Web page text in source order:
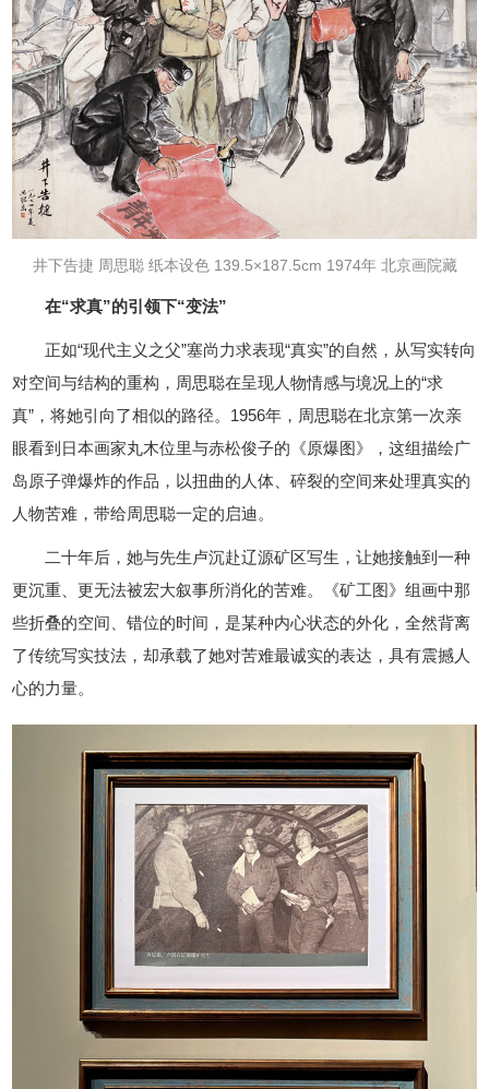
井下告捷 周思聪 纸本设色 139.5×187.5cm 1974年 北京画院藏
在“求真”的引领下“变法”
正如“现代主义之父”塞尚力求表现“真实”的自然，从写实转向
对空间与结构的重构，周思聪在呈现人物情感与境况上的“求
真”，将她引向了相似的路径。1956年，周思聪在北京第一次亲
眼看到日本画家丸木位里与赤松俊子的《原爆图》，这组描绘广
岛原子弹爆炸的作品，以扭曲的人体、碎裂的空间来处理真实的
人物苦难，带给周思聪一定的启迪。
二十年后，她与先生卢沉赴辽源矿区写生，让她接触到一种
更沉重、更无法被宏大叙事所消化的苦难。《矿工图》组画中那
些折叠的空间、错位的时间，是某种内心状态的外化，全然背离
了传统写实技法，却承载了她对苦难最诚实的表达，具有震撼人
心的力量。